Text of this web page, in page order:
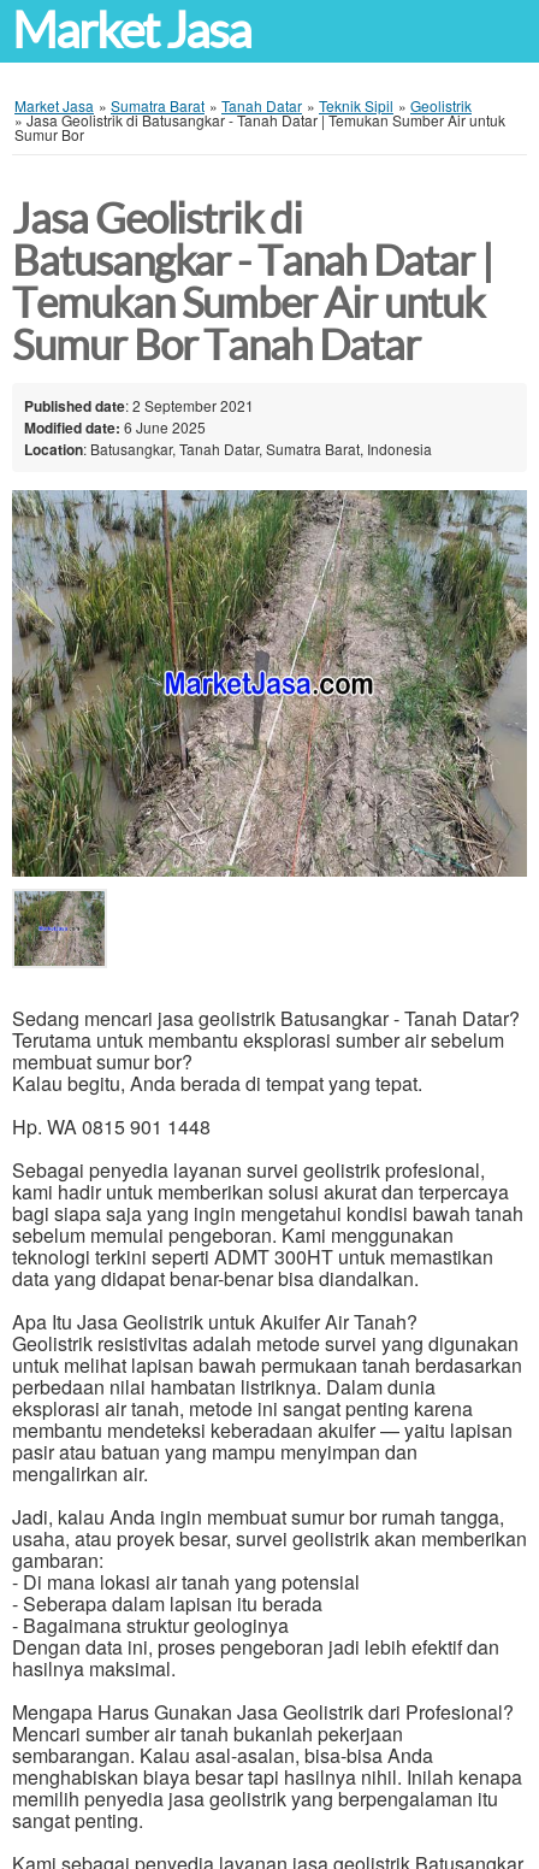
Market Jasa
Market Jasa » Sumatra Barat » Tanah Datar » Teknik Sipil » Geolistrik
»Jasa Geolistrik di Batusangkar - Tanah Datar | Temukan Sumber Air untuk
Sumur Bor
Jasa Geolistrik di
Batusangkar - Tanah Datar |
Temukan Sumber Air untuk
Sumur Bor Tanah Datar
Published date: 2 September 2021
Modified date: 6 June 2025
Location: Batusangkar, Tanah Datar, Sumatra Barat, Indonesia
Sedang mencari jasa geolistrik Batusangkar - Tanah Datar?
Terutama untuk membantu eksplorasi sumber air sebelum
membuat sumur bor?
Kalau begitu, Anda berada di tempat yang tepat.
Hp. WA 0815 901 1448
Sebagai penyedia layanan survei geolistrik profesional,
kami hadir untuk memberikan solusi akurat dan terpercaya
bagi siapa saja yang ingin mengetahui kondisi bawah tanah
sebelum memulai pengeboran. Kami menggunakan
teknologi terkini seperti ADMT 300HT untuk memastikan
data yang didapat benar-benar bisa diandalkan.
Apa Itu Jasa Geolistrik untuk Akuifer Air Tanah?
Geolistrik resistivitas adalah metode survei yang digunakan
untuk melihat lapisan bawah permukaan tanah berdasarkan
perbedaan nilai hambatan listriknya. Dalam dunia
eksplorasi air tanah, metode ini sangat penting karena
membantu mendeteksi keberadaan akuifer — yaitu lapisan
pasir atau batuan yang mampu menyimpan dan
mengalirkan air.
Jadi, kalau Anda ingin membuat sumur bor rumah tangga,
usaha, atau proyek besar, survei geolistrik akan memberikan
gambaran:
- Di mana lokasi air tanah yang potensial
- Seberapa dalam lapisan itu berada
- Bagaimana struktur geologinya
Dengan data ini, proses pengeboran jadi lebih efektif dan
hasilnya maksimal.
Mengapa Harus Gunakan Jasa Geolistrik dari Profesional?
Mencari sumber air tanah bukanlah pekerjaan
sembarangan. Kalau asal-asalan, bisa-bisa Anda
menghabiskan biaya besar tapi hasilnya nihil. Inilah kenapa
memilih penyedia jasa geolistrik yang berpengalaman itu
sangat penting.